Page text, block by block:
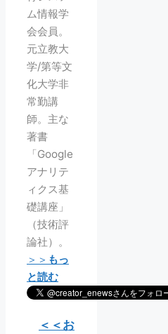
ム情報学
会会員。
元立教大
学/第等文
化大学非
常勤講
師。主な
著書
「Google
アナリテ
ィクス基
礎講座」
（技術評
論社）。
＞＞ もっ
と読む
＜＜お